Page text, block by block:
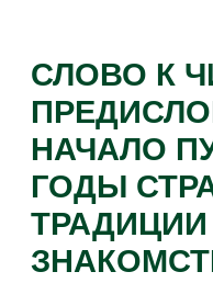
СЛОВО К
НАЧАЛО
ГОДЫ